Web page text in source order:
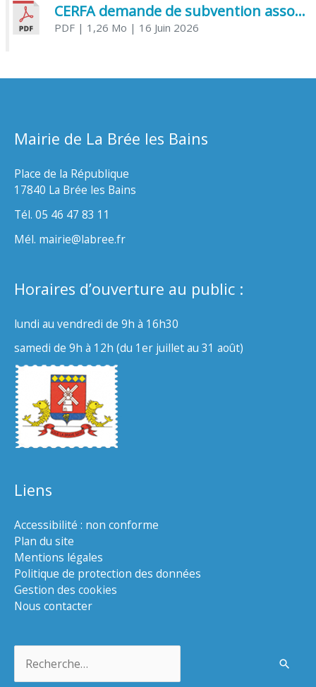
CERFA demande de subvention association
PDF| 1,26 Mo | 16 Juin 2026
Mairie de La Brée les Bains
Place de la République
17840 La Brée les Bains
Tél. 05 46 47 83 11
Mél. mairie@labree.fr
Horaires d’ouverture au public :
lundi au vendredi de 9h à 16h30
samedi de 9h à 12h (du 1er juillet au 31 août)
Liens
Accessibilité : non conforme
Plan du site
Mentions légales
Politique de protection des données
Gestion des cookies
Nous contacter